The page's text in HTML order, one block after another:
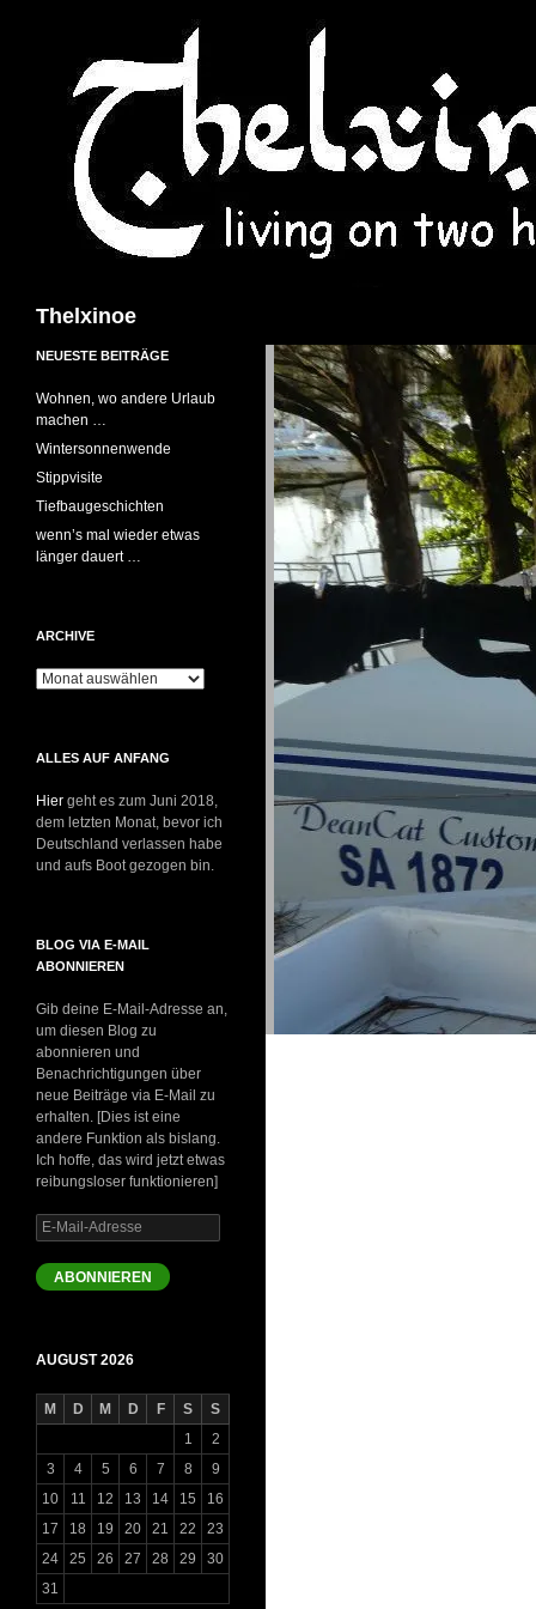
Thelxinoe
NEUESTE BEITRÄGE
Wohnen, wo andere Urlaub
machen …
Wintersonnenwende
Stippvisite
Tiefbaugeschichten
wenn’s mal wieder etwas
länger dauert …
ARCHIVE
Archive
ALLES AUF ANFANG
Hier geht es zum Juni 2018,
dem letzten Monat, bevor ich
Deutschland verlassen habe
und aufs Boot gezogen bin.
BLOG VIA E-MAIL
ABONNIEREN
Gib deine E-Mail-Adresse an,
um diesen Blog zu
abonnieren und
Benachrichtigungen über
neue Beiträge via E-Mail zu
erhalten. [Dies ist eine
andere Funktion als bislang.
Ich hoffe, das wird jetzt etwas
reibungsloser funktionieren]
E-
Mail-
Adresse
ABONNIEREN
AUGUST 2026
M D M D F S
S
1
2
3
4 5 6 7 8
9
10
11 12 13 14 15
16
17
18 19 20 21 22
23
24
25 26 27 28 29
30
31